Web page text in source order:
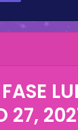
27,